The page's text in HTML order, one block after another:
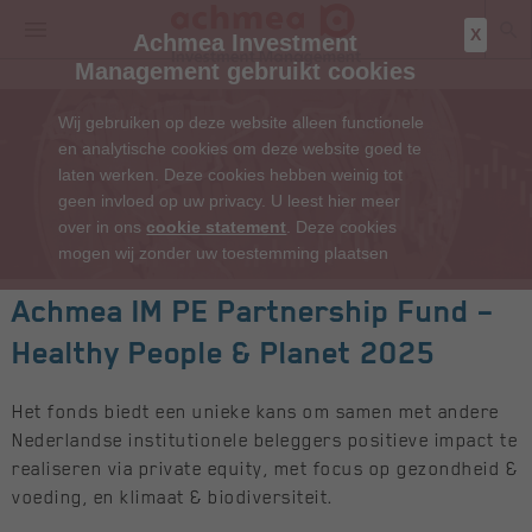
Achmea Investment
Management gebruikt cookies
Wij gebruiken op deze website alleen functionele
en analytische cookies om deze website goed te
laten werken. Deze cookies hebben weinig tot
geen invloed op uw privacy. U leest hier meer
over in ons cookie statement . Deze cookies
mogen wij zonder uw toestemming plaatsen
X
Achmea IM PE Partnership Fund –
Healthy People & Planet 2025
Het fonds biedt een unieke kans om samen met andere
Nederlandse institutionele beleggers positieve impact te
realiseren via private equity, met focus op gezondheid &
voeding, en klimaat & biodiversiteit.